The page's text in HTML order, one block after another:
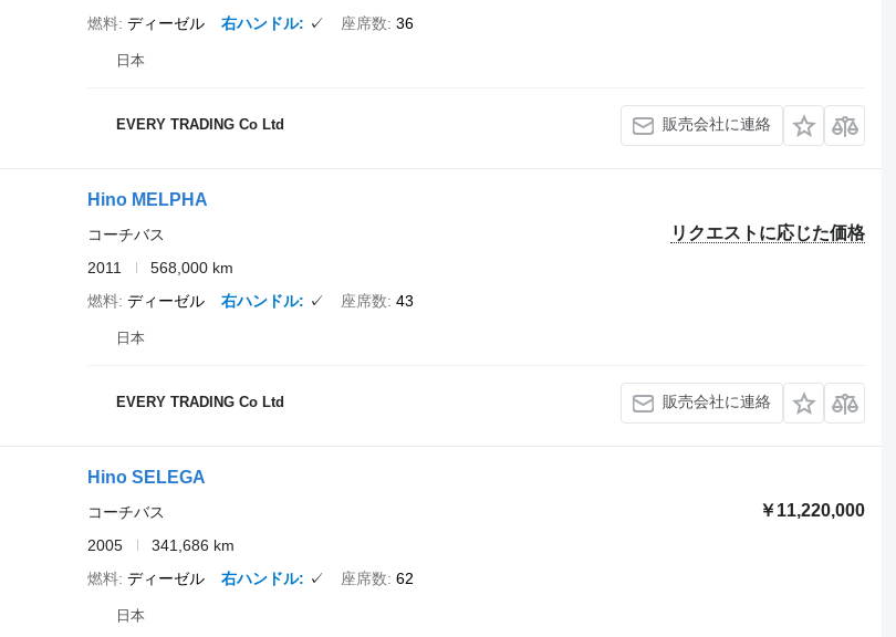
燃料 ディーゼル 右ハンドル ✓ 座席数 36
日本
EVERY TRADING Co Ltd 販売会社に連絡
Hino MELPHA
リクエストに応じた価格
コーチバス
2011
568,000 km
燃料 ディーゼル 右ハンドル ✓ 座席数 43
日本
EVERY TRADING Co Ltd 販売会社に連絡
Hino SELEGA
￥11,220,000
コーチバス
2005
341,686 km
燃料 ディーゼル 右ハンドル ✓ 座席数 62
日本